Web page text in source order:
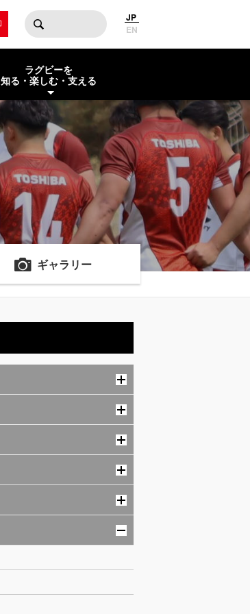
JP
EN
ラグビーを
知る・楽しむ・支える
ギャラリー